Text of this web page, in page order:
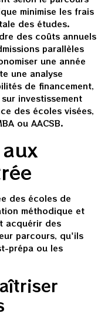
minimise les frais
des études.
des coûts annuels
parallèles
une année
une analyse
de financement,
investissement
des écoles visées,
ou AACSB.
des écoles de
méthodique et
acquérir des
parcours, qu'ils
prépa ou les